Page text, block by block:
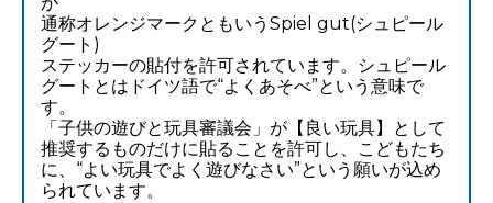
通称オレンジマークともいうSpiel gut(シュピール
グート)
ステッカーの貼付を許可されています。シュピール
グートとはドイツ語で“よくあそべ”という意味で
す。
「子供の遊びと玩具審議会」が【良い玩具】として
推奨するものだけに貼ることを許可し、こどもたち
に、“よい玩具でよく遊びなさい”という願いが込め
られています。